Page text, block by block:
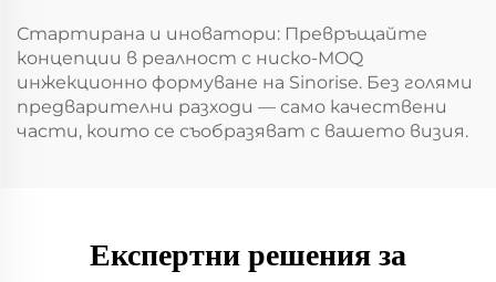
Стартирана и иноватори: Превръщайте
концепции в реалност с ниско-MOQ
инжекционно формуване на Sinorise. Без голями
предварителни разходи — само качествени
части, които се съобразяват с вашето визия.
Експертни решения за